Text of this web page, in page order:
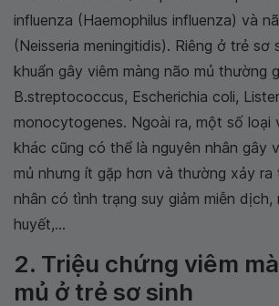
influenza (Haemophilus influenza) và
(Neisseria meningitidis). Riêng ở trẻ sơ
khuẩn gây viêm màng não mủ thường
B.streptococcus, Escherichia coli,
monocytogenes. Ngoài ra, một số loại
khác cũng có thể là nguyên nhân gây
mủ nhưng ít gặp hơn và thường xảy ra
nhân có tình trạng suy giảm miễn dịch,
huyết,...
2. Triệu chứng viêm
mủ ở trẻ sơ sinh